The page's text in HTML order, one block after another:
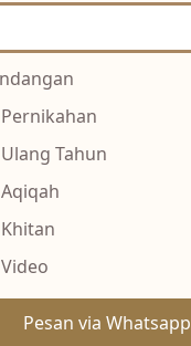
Tahun
Pesan via Whatsapp